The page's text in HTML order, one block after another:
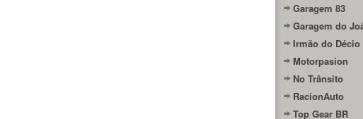
Garagem 83
Garagem do
Irmão do Décio
Motorpasion
No Trânsito
RacionAuto
Top Gear BR